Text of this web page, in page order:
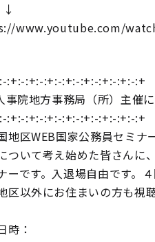
www.youtube.com/
:+:-:+:-:+:-:+:-:+:-:+:-:+:-:+
事院地方事務局（所）主催
:+:-:+:-:+:-:+:-:+:-:+:-:+:-:+
地区WEB国家公務員セミナ
ついて考え始めた皆さんに
ーです。入退場自由です。
区以外にお住まいの方も視
時：